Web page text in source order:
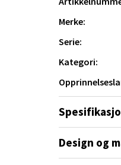
Merke:
Serie:
Kategori:
Design og